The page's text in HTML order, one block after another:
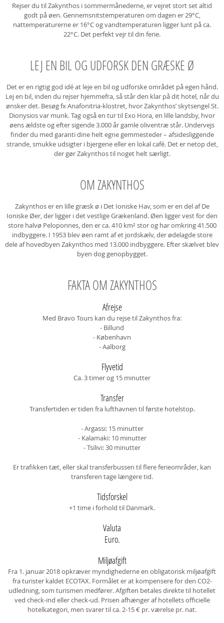
Rejser du til Zakynthos i sommermånederne, er vejret stort set altid
godt på øen. Gennemsnitstemperaturen om dagen er 29°C,
nattemperaturerne er 16°C og vandtemperaturen ligger lunt på ca.
22°C. Det perfekt vejr til din ferie.
LEJ EN BIL OG UDFORSK DEN GRÆSKE Ø
Det er en rigtig god idé at leje en bil og udforske området på egen hånd.
Lej en bil, inden du rejser hjemmefra, så står den klar på dit hotel, når du
ønsker det. Besøg fx Anafonitria-klostret, hvor Zakynthos’ skytsengel St.
Dionysios var munk. Tag også en tur til Exo Hora, en lille landsby, hvor
øens ældste og efter sigende 3.000 år gamle oliventræ står. Undervejs
finder du med garanti dine helt egne gemmesteder – afsidesliggende
strande, smukke udsigter i bjergene eller en lokal café. Det er netop det,
der gør Zakynthos til noget helt særligt.
OM ZAKYNTHOS
Zakynthos er en lille græsk ø i Det Ioniske Hav, som er en del af De
Ioniske Øer, der ligger i det vestlige Grækenland. Øen ligger vest for den
store halvø Peloponnes, den er ca. 410 km² stor og har omkring 41.500
indbyggere. I 1953 blev øen ramt af et jordskælv, der ødelagde store
dele af hovedbyen Zakynthos med 13.000 indbyggere. Efter skælvet blev
byen dog genopbygget.
FAKTA OM ZAKYNTHOS
Afrejse
Med Bravo Tours kan du rejse til Zakynthos fra:
- Billund
- København
- Aalborg
Flyvetid
Ca. 3 timer og 15 minutter
Transfer
Transfertiden er tiden fra lufthavnen til første hotelstop.
- Argassi: 15 minutter
- Kalamaki: 10 minutter
- Tsilivi: 30 minutter
Er trafikken tæt, eller skal transferbussen til flere ferieområder, kan
transferen tage længere tid.
Tidsforskel
+1 time i forhold til Danmark.
Valuta
Euro.
Miljøafgift
Fra 1. januar 2018 opkræver myndighederne en obligatorisk miljøafgift
fra turister kaldet ECOTAX. Formålet er at kompensere for den CO2-
udledning, som turismen medfører. Afgiften betales direkte til hotellet
ved check-ind eller check-ud. Prisen afhænger af hotellets officielle
hotelkategori, men svarer til ca. 2-15 € pr. værelse pr. nat.